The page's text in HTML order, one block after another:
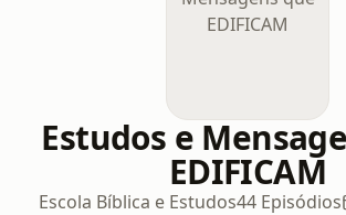
Estudos e
EDIFICAM
Escola Bíblica e Estudos44 Episódios